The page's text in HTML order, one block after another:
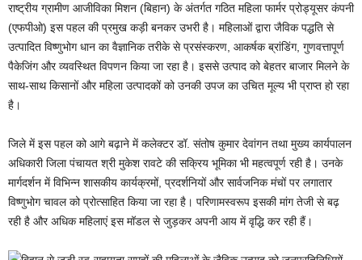
राष्ट्रीय ग्रामीण आजीविका मिशन (बिहान) के अंतर्गत गठित महिला फार्मर प्रोड्यूसर कंपनी
(एफपीओ) इस पहल की प्रमुख कड़ी बनकर उभरी है। महिलाओं द्वारा जैविक पद्धति से
उत्पादित विष्णुभोग धान का वैज्ञानिक तरीके से प्रसंस्करण, आकर्षक ब्रांडिंग, गुणवत्तापूर्ण
पैकेजिंग और व्यवस्थित विपणन किया जा रहा है। इससे उत्पाद को बेहतर बाजार मिलने के
साथ-साथ किसानों और महिला उत्पादकों को उनकी उपज का उचित मूल्य भी प्राप्त हो रहा
है।
जिले में इस पहल को आगे बढ़ाने में कलेक्टर डॉ. संतोष कुमार देवांगन तथा मुख्य कार्यपालन
अधिकारी जिला पंचायत श्री मुकेश रावटे की सक्रिय भूमिका भी महत्वपूर्ण रही है। उनके
मार्गदर्शन में विभिन्न शासकीय कार्यक्रमों, प्रदर्शनियों और सार्वजनिक मंचों पर लगातार
विष्णुभोग चावल को प्रोत्साहित किया जा रहा है। परिणामस्वरूप इसकी मांग तेजी से बढ़
रही है और अधिक महिलाएं इस मॉडल से जुड़कर अपनी आय में वृद्धि कर रही हैं।